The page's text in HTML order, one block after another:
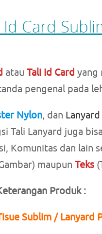
Card
atau Tali Id Card yang
pengenal pada
Nylon, dan Lanyard
Tali Lanyard juga
Komunitas dan lain
maupun Teks
Produk :
Sublim / Lanyard